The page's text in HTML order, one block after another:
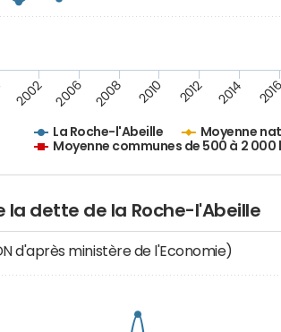
La Roche-l'Abeille
Moyenne
Moyenne communes de 500 à 2
2002 2006 2008 2010 2012 2014 2016
la dette de la Roche-l'Abeille
d'après ministère de l'Economie)